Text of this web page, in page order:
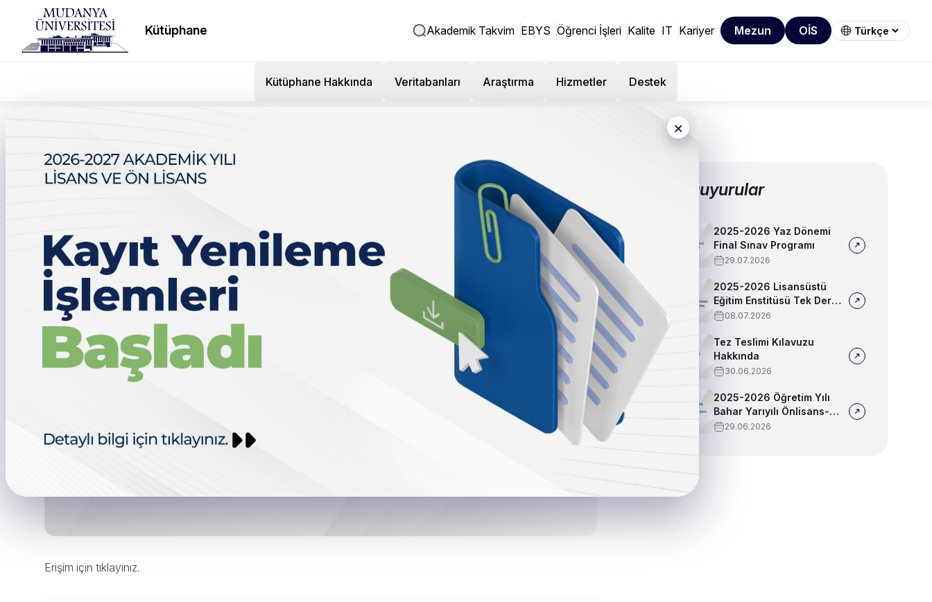
Kütüphane Akademik Takvim EBYS Öğrenci İşleri Kalite IT Kariyer Mezun OİS
Kütüphane Hakkında Veritabanları Araştırma Hizmetler Destek
×
2025-2026 Önlisans/Lisans Tek Ders Sınav
Erişim için tıklayınız.
Diğer Duyurular
2025-2026 Yaz Dönemi
Final Sınav Programı
29.07.2026
2025-2026 Lisansüstü
Eğitim Enstitüsü Tek Ders
Sınav Programı
08.07.2026
Tez Teslimi Kılavuzu
Hakkında
30.06.2026
2025-2026 Öğretim Yılı
Bahar Yarıyılı Önlisans-
Lisans Yaz Okulu Sınav
29.06.2026